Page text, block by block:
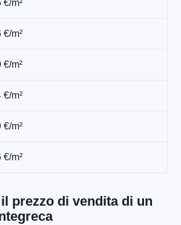
€/m²
€/m²
€/m²
€/m²
€/m²
€/m²
prezzo di vendita di un